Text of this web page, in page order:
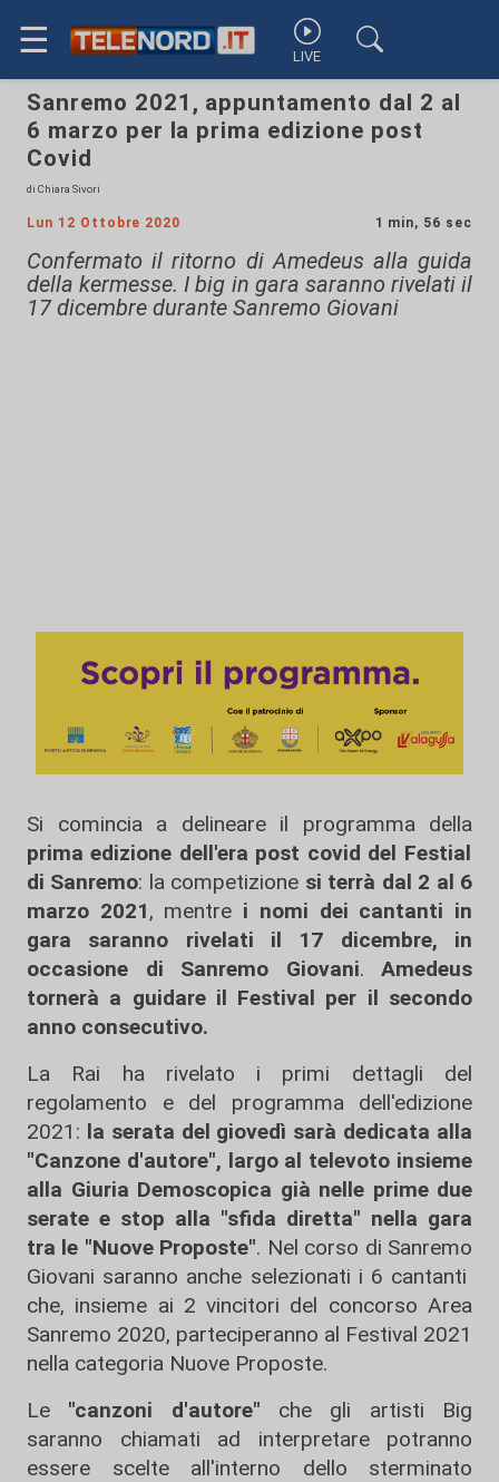
☰ LIVE
Sanremo 2021, appuntamento dal 2 al
6 marzo per la prima edizione post
Covid
di Chiara Sivori
Lun 12 Ottobre 2020 1 min, 56 sec
Confermato il ritorno di Amedeus alla guida
della kermesse. I big in gara saranno rivelati il
17 dicembre durante Sanremo Giovani
Si comincia a delineare il programma della
prima edizione dell'era post covid del Festial
di Sanremo: la competizione si terrà dal 2 al 6
marzo 2021, mentre i nomi dei cantanti in
gara saranno rivelati il 17 dicembre, in
occasione di Sanremo Giovani. Amedeus
tornerà a guidare il Festival per il secondo
anno consecutivo.
La Rai ha rivelato i primi dettagli del
regolamento e del programma dell'edizione
2021: la serata del giovedì sarà dedicata alla
"Canzone d'autore", largo al televoto insieme
alla Giuria Demoscopica già nelle prime due
serate e stop alla "sfida diretta" nella gara
tra le "Nuove Proposte". Nel corso di Sanremo
Giovani saranno anche selezionati i 6 cantanti
che, insieme ai 2 vincitori del concorso Area
Sanremo 2020, parteciperanno al Festival 2021
nella categoria Nuove Proposte.
Le "canzoni d'autore" che gli artisti Big
saranno chiamati ad interpretare potranno
essere scelte all'interno dello sterminato